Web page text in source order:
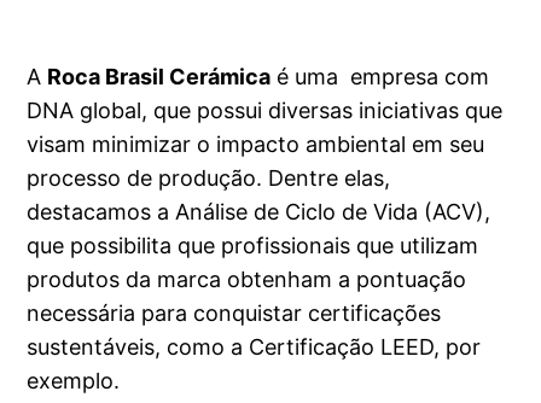
A Roca Brasil Cerámica é uma empresa com
DNA global, que possui diversas iniciativas que
visam minimizar o impacto ambiental em seu
processo de produção. Dentre elas,
destacamos a Análise de Ciclo de Vida (ACV),
que possibilita que profissionais que utilizam
produtos da marca obtenham a pontuação
necessária para conquistar certificações
sustentáveis, como a Certificação LEED, por
exemplo.